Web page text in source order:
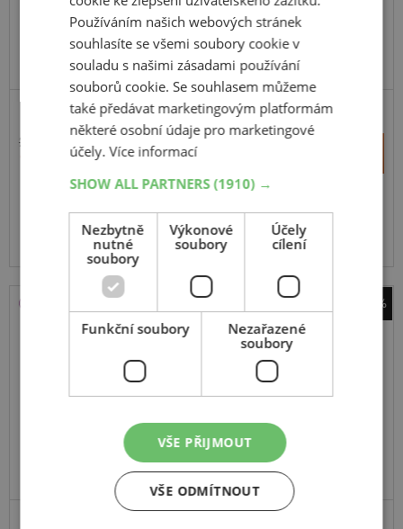
DOPORUČUJEME VYRÁBÍ MICHELIN V EU
2 060 Kč
1 128 Kč
Na prodejně v Opavě do 2 dnů.
Centrální sklad 20 ks.
-46%
Nexen
N*Blue 4Season 2
155 75T
DOPORUČUJEME
Používáním našich webových stránek
souhlasíte se všemi soubory cookie v
souladu s našimi zásadami používání
souborů cookie. Se souhlasem můžeme
také předávat marketingovým platformám
některé osobní údaje pro marketingové
účely.Více informací
SHOW ALL PARTNERS(1910) →
Nezbytně
nutné
soubory
Výkonové
soubory
Účely
cílení
Funkční soubory
Nezařazené
soubory
VŠE PŘIJMOUT
VŠE ODMÍTNOUT